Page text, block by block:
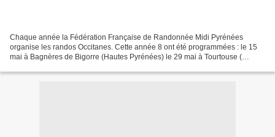
Chaque année la Fédération Française de Randonnée Midi Pyrénées
organise les randos Occitanes. Cette année 8 ont été programmées : le 15
mai à Bagnères de Bigorre (Hautes Pyrénées) le 29 mai à Tourtouse (